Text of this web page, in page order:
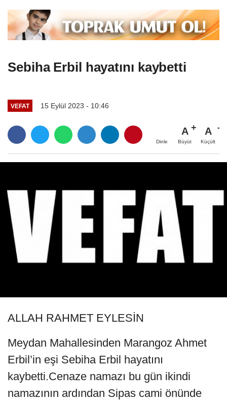
Sebiha Erbil hayatını kaybetti
VEFAT 15 Eylül 2023 - 10:46
Dinle
A
Büyüt
A
Küçült
ALLAH RAHMET EYLESİN
Meydan Mahallesinden Marangoz Ahmet
Erbil’in eşi Sebiha Erbil hayatını
kaybetti.Cenaze namazı bu gün ikindi
namazının ardından Sipas cami önünde